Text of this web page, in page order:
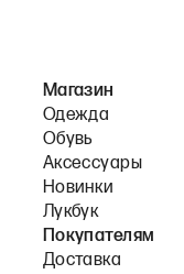
Магазин
Одежда
Обувь
Аксессуары
Новинки
Лукбук
Покупателям
Доставка